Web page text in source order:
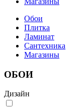
Обои
Плитка
Ламинат
Сантехника
Магазины
ОБОИ
Дизайн